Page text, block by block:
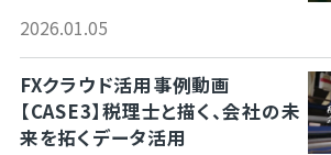
2026.01.05
FXクラウド活用事例動画
【CASE3】税理士と描く、会社の未
来を拓くデータ活用